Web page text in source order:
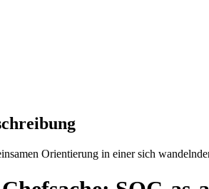
Orientierung in einer sich